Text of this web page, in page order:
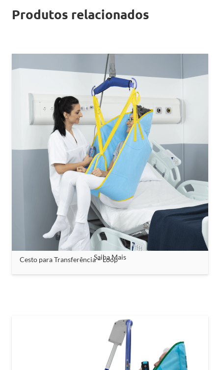
Produtos relacionados
Cesto para Transferência – Loop
Saiba Mais